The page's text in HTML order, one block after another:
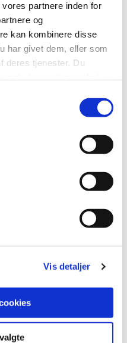
partnere inden for
og
kan kombinere disse
har givet dem, eller som
deres tjenester. Du
Vis detaljer
udskolingen,
sidelinjen for at give
i Aalborg fulgte
har betydet noget for de
har valgt at støtte
for Familien Hede
Familien Hansens Fond,
er helt
skolen og skaber stolthed